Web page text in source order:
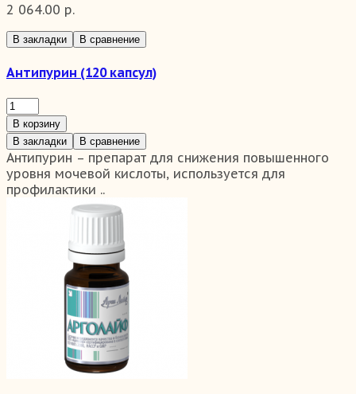
2 064.00 р.
В закладки В сравнение
Антипурин (120 капсул)
В корзину
В закладки
В сравнение
Антипурин – препарат для снижения повышенного
уровня мочевой кислоты, используется для
профилактики ..